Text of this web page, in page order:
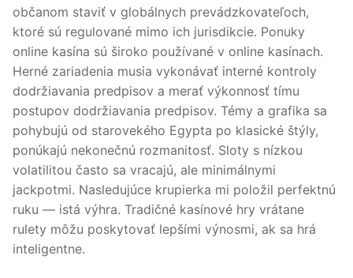
občanom staviť v globálnych prevádzkovateľoch,
ktoré sú regulované mimo ich jurisdikcie. Ponuky
online kasína sú široko používané v online kasínach.
Herné zariadenia musia vykonávať interné kontroly
dodržiavania predpisov a merať výkonnosť tímu
postupov dodržiavania predpisov. Témy a grafika sa
pohybujú od starovekého Egypta po klasické štýly,
ponúkajú nekonečnú rozmanitosť. Sloty s nízkou
volatilitou často sa vracajú, ale minimálnymi
jackpotmi. Nasledujúce krupierka mi položil perfektnú
ruku — istá výhra. Tradičné kasínové hry vrátane
rulety môžu poskytovať lepšími výnosmi, ak sa hrá
inteligentne.